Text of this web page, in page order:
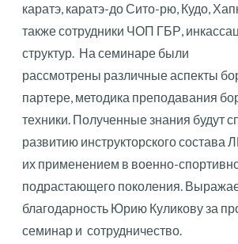
каратэ, каратэ-до Сито-рю, Кудо,
также сотрудники ЧОП ГБР,
структур. На семинаре были
рассмотрены различные аспекты
партере, методика преподавания
техники. Полученные знания будут
развитию инструкторского
их применением в военно-
подрастающего поколения.
благодарность Юрию Куликову за
семинар и сотрудничество.